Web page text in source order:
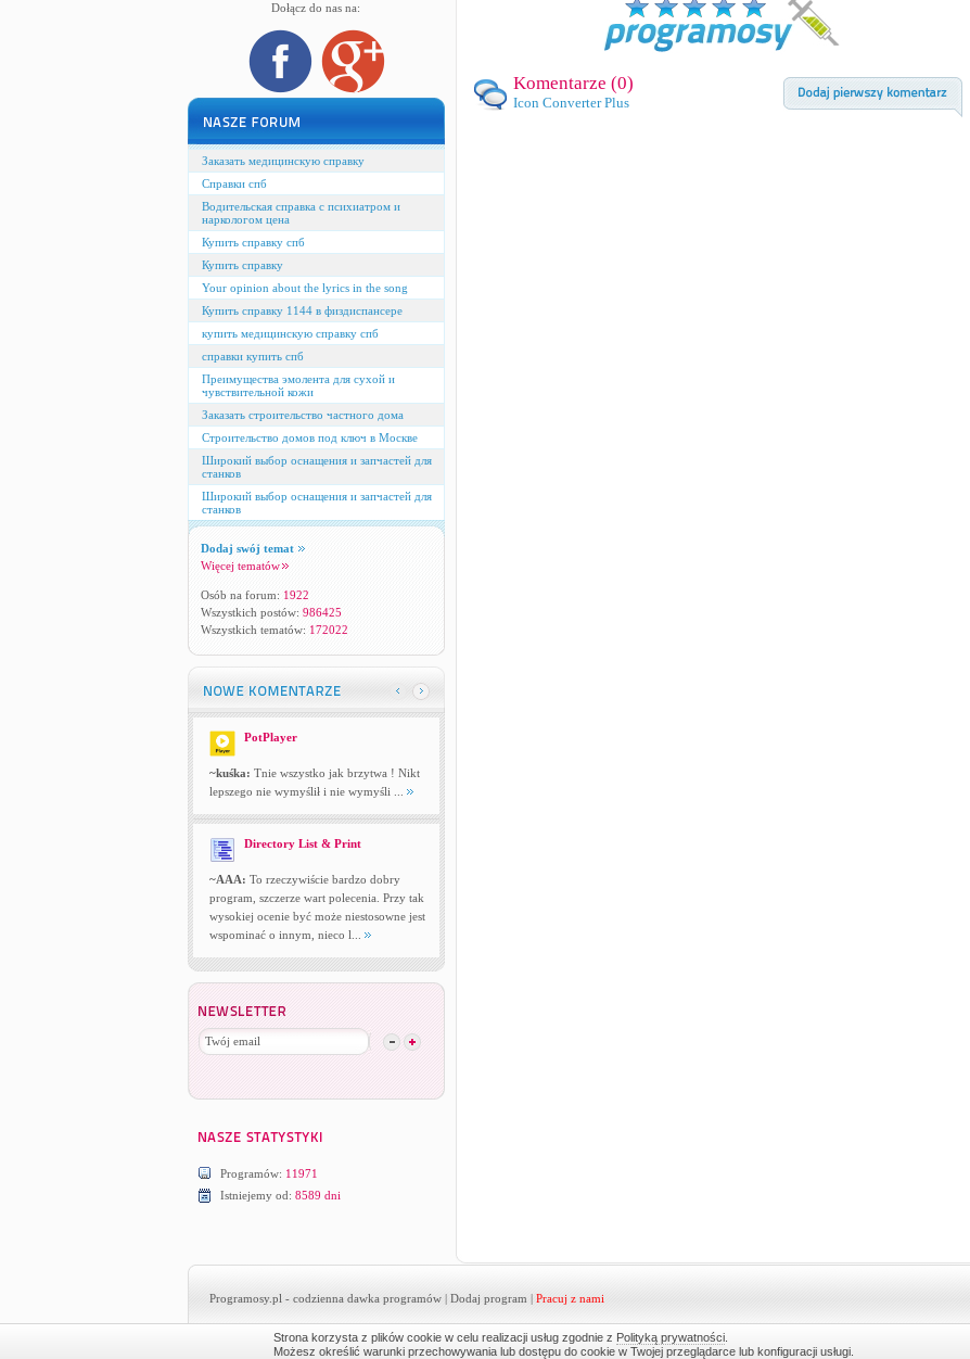
Dołącz do nas na:
Заказать медицинскую справку
Справки спб
Водительская справка с психиатром и
наркологом цена
Купить справку спб
Купить справку
Your opinion about the lyrics in the song
Купить справку 1144 в физдиспансере
купить медицинскую справку спб
справки купить спб
Преимущества эмолента для сухой и
чувствительной кожи
Заказать строительство частного дома
Строительство домов под ключ в Москве
Широкий выбор оснащения и запчастей для
станков
Широкий выбор оснащения и запчастей для
станков
Dodaj swój temat
Więcej tematów
Osób na forum: 1922
Wszystkich postów: 986425
Wszystkich tematów: 172022
PotPlayer
~kuśka: Tnie wszystko jak brzytwa ! Nikt
lepszego nie wymyślił i nie wymyśli ...
Directory List & Print
~AAA: To rzeczywiście bardzo dobry
program, szczerze wart polecenia. Przy tak
wysokiej ocenie być może niestosowne jest
wspominać o innym, nieco l...
Programów: 11971
Istniejemy od: 8589 dni
Komentarze (0)
Icon Converter Plus
Programosy.pl - codzienna dawka programów | Dodaj program | Pracuj z nami
Strona korzysta z plików cookie w celu realizacji usług zgodnie z Polityką prywatności
Możesz określić warunki przechowywania lub dostępu do cookie w Twojej przeglądarce lub konfiguracji usługi.